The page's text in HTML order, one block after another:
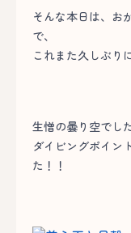
そんな本日は、お
で、
これまた久しぶり
生憎の曇り空でし
ダイビングポイン
た！！